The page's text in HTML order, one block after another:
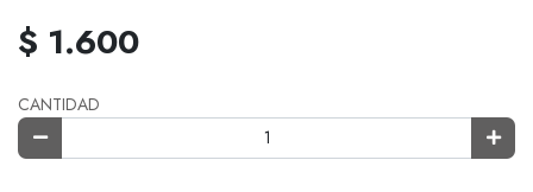
$ 1.600
CANTIDAD